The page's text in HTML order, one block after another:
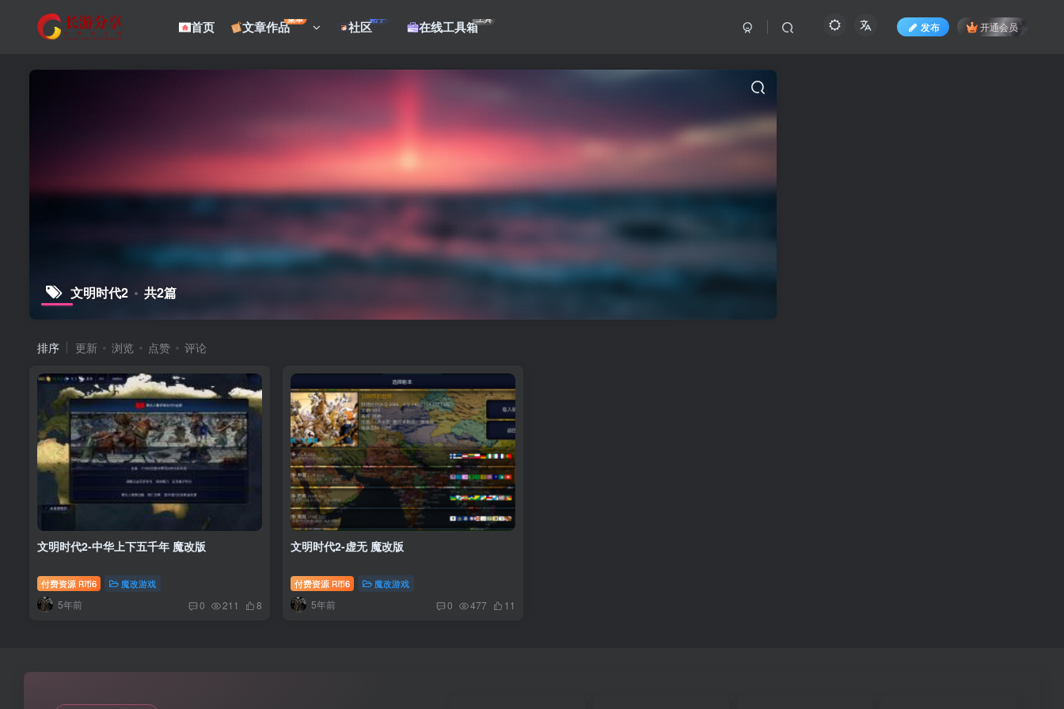
首页 文章作品菜单 社区帖子 在线工具箱工具
发布 开通会员
文明时代2 共2篇
排序 更新 浏览 点赞 评论
文明时代2-中华上下五千年 魔改版
付费资源 R币6 魔改游戏
5年前 0 211 8
文明时代2-虚无 魔改版
付费资源 R币6 魔改游戏
5年前 0 477 11